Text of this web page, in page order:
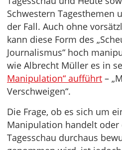
Schwestern Tagesthemen
der Fall. Auch ohne
kann diese Form des
Journalismus“ hoch
wie Albrecht Müller es in
Manipulation“ aufführt –
Verschweigen“.
Die Frage, ob es sich um
Manipulation handelt oder
Tagesschau durchaus